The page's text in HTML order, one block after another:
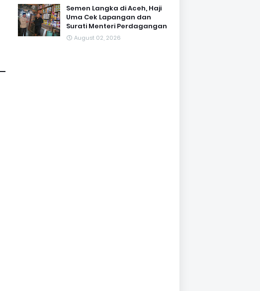
Semen Langka di Aceh, Haji
Uma Cek Lapangan dan
Surati Menteri Perdagangan
August 02, 2026